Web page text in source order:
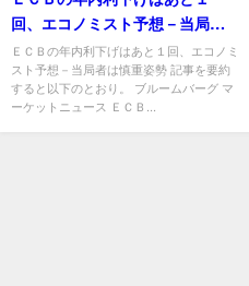
回、エコノミスト予想－当局者
は慎重姿勢
ＥＣＢの年内利下げはあと１回、エコノミ
スト予想－当局者は慎重姿勢 記事を要約
すると以下のとおり。 ブルームバーグ マ
ーケットニュース ＥＣＢ...